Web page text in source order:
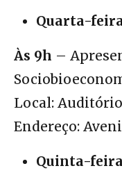
Quarta-
Às 9h –
Local: Auditório
Endereço:
Quinta-